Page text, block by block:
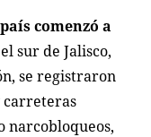
comenzó a
sur de Jalisco,
se registraron
carreteras
narcobloqueos,